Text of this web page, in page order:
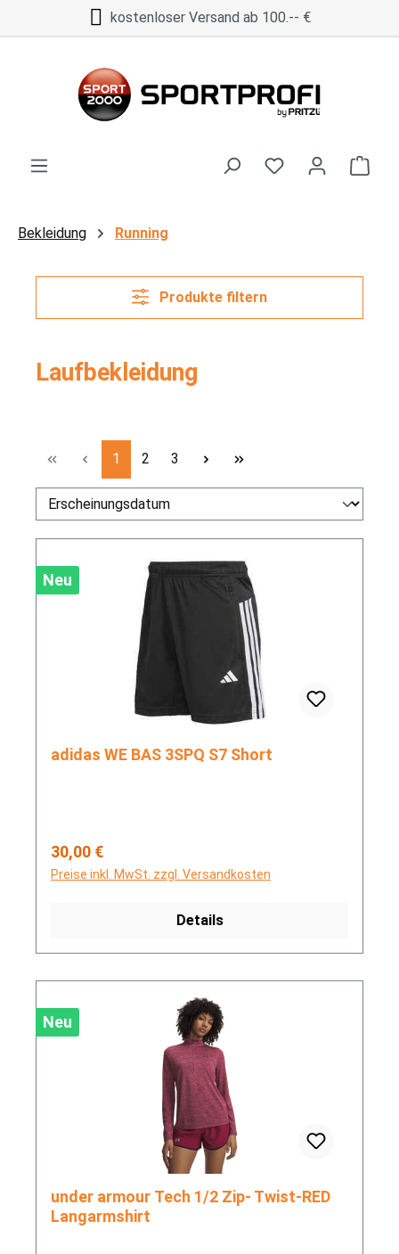
Zum Hauptinhalt springenkostenloser Versand ab 100.-- €
Bekleidung Running
Produkte filtern
Laufbekleidung
Seite
1 Seite
2 Seite
3
Neu
adidas WE BAS 3SPQ S7 Short
Regulärer Preis:
30,00 €
Preise inkl. MwSt. zzgl. Versandkosten
Details
Neu
under armour Tech 1/2 Zip- Twist-RED
Langarmshirt